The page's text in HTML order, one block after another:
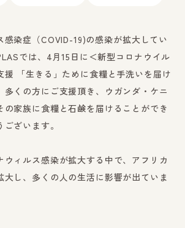
感染症（COVID-19)の感染が拡大してい
では、4月15日に＜新型コロナウイル
援 「生きる」ために食糧と手洗いを届け
多くの方にご支援頂き、ウガンダ・ケニ
の家族に食糧と石鹸を届けることができ
ざいます。
ウィルス感染が拡大する中で、アフリカ
大し、多くの人の生活に影響が出ていま